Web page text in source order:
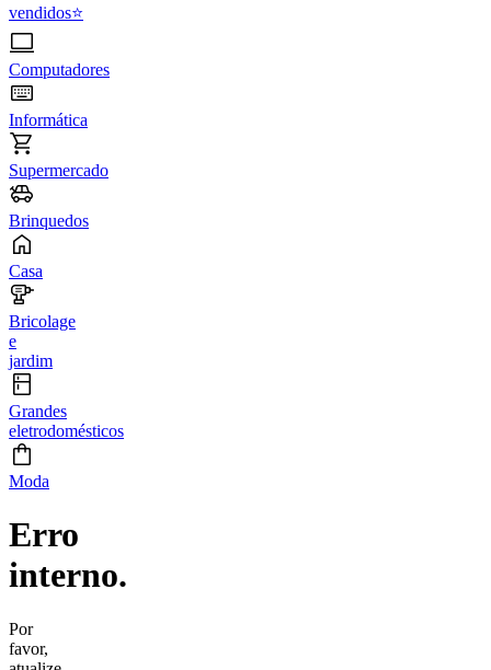
vendidos⭐
Computadores
Informática
Supermercado
Brinquedos
Casa
Bricolage
e
jardim
Grandes
eletrodomésticos
Moda
Erro
interno.
Por
favor,